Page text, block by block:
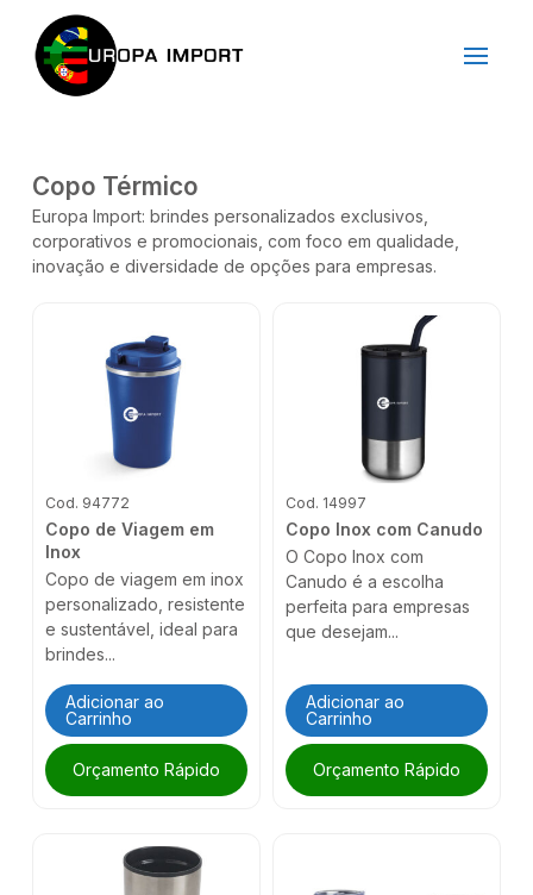
Copo Térmico
Europa Import: brindes personalizados exclusivos,
corporativos e promocionais, com foco em qualidade,
inovação e diversidade de opções para empresas.
Cod. 94772
Copo de Viagem em
Inox
Copo de viagem em inox
personalizado, resistente
e sustentável, ideal para
brindes...
Adicionar ao
Carrinho
Orçamento Rápido
Cod. 14997
Copo Inox com Canudo
O Copo Inox com
Canudo é a escolha
perfeita para empresas
que desejam...
Adicionar ao
Carrinho
Orçamento Rápido